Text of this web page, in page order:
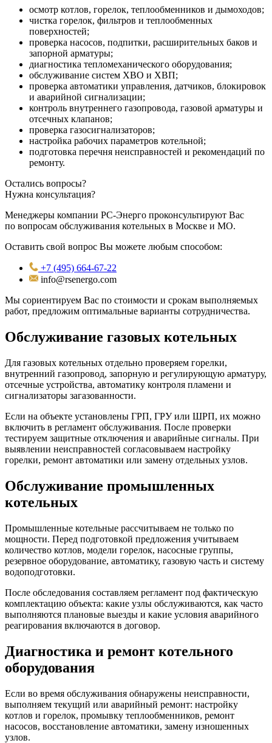
осмотр котлов, горелок, теплообменников и дымоходов;
чистка горелок, фильтров и теплообменных
поверхностей;
проверка насосов, подпитки, расширительных баков и
запорной арматуры;
диагностика тепломеханического оборудования;
обслуживание систем ХВО и ХВП;
проверка автоматики управления, датчиков, блокировок
и аварийной сигнализации;
контроль внутреннего газопровода, газовой арматуры и
отсечных клапанов;
проверка газосигнализаторов;
настройка рабочих параметров котельной;
подготовка перечня неисправностей и рекомендаций по
ремонту.
Остались вопросы?
Нужна консультация?
Менеджеры компании РС-Энерго проконсультируют Вас
по вопросам обслуживания котельных в Москве и МО.
Оставить свой вопрос Вы можете любым способом:
+7 (495) 664-67-22
info@rsenergo.com
Мы сориентируем Вас по стоимости и срокам выполняемых
работ, предложим оптимальные варианты сотрудничества.
Обслуживание газовых котельных
Для газовых котельных отдельно проверяем горелки,
внутренний газопровод, запорную и регулирующую арматуру,
отсечные устройства, автоматику контроля пламени и
сигнализаторы загазованности.
Если на объекте установлены ГРП, ГРУ или ШРП, их можно
включить в регламент обслуживания. После проверки
тестируем защитные отключения и аварийные сигналы. При
выявлении неисправностей согласовываем настройку
горелки, ремонт автоматики или замену отдельных узлов.
Обслуживание промышленных
котельных
Промышленные котельные рассчитываем не только по
мощности. Перед подготовкой предложения учитываем
количество котлов, модели горелок, насосные группы,
резервное оборудование, автоматику, газовую часть и систему
водоподготовки.
После обследования составляем регламент под фактическую
комплектацию объекта: какие узлы обслуживаются, как часто
выполняются плановые выезды и какие условия аварийного
реагирования включаются в договор.
Диагностика и ремонт котельного
оборудования
Если во время обслуживания обнаружены неисправности,
выполняем текущий или аварийный ремонт: настройку
котлов и горелок, промывку теплообменников, ремонт
насосов, восстановление автоматики, замену изношенных
узлов.